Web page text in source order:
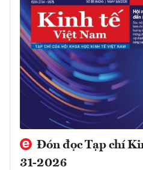
Đón đọc Tạp chí
31-2026